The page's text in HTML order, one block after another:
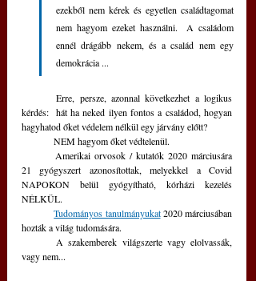
ezekből nem kérek és egyetlen családtagomat
nem hagyom ezeket használni.  A családom
ennél drágább nekem, és a család nem egy
demokrácia ...
	Erre, persze, azonnal következhet a logikus
kérdés:  hát ha neked ilyen fontos a családod, hogyan
hagyhatod őket védelem nélkül egy járvány előtt?
	NEM hagyom őket védtelenül.
21 gyógyszert azonosítottak, melyekkel a Covid
NAPOKON belül gyógyítható, kórházi kezelés
NÉLKÜL.
Tudományos tanulmányukat 2020 márciusában
hozták a világ tudomására.
	A szakemberek világszerte vagy elolvassák,
vagy nem...